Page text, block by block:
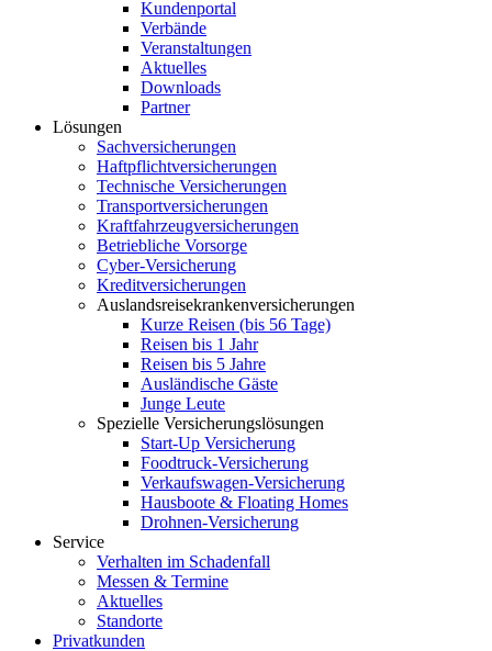
Kundenportal
Verbände
Veranstaltungen
Aktuelles
Downloads
Partner
Lösungen
Sachversicherungen
Haftpflichtversicherungen
Technische Versicherungen
Transportversicherungen
Kraftfahrzeugversicherungen
Betriebliche Vorsorge
Cyber-Versicherung
Kreditversicherungen
Auslandsreisekrankenversicherungen
Kurze Reisen (bis 56 Tage)
Reisen bis 1 Jahr
Reisen bis 5 Jahre
Ausländische Gäste
Junge Leute
Spezielle Versicherungslösungen
Start-Up Versicherung
Foodtruck-Versicherung
Verkaufswagen-Versicherung
Hausboote & Floating Homes
Drohnen-Versicherung
Service
Verhalten im Schadenfall
Messen & Termine
Aktuelles
Standorte
Privatkunden